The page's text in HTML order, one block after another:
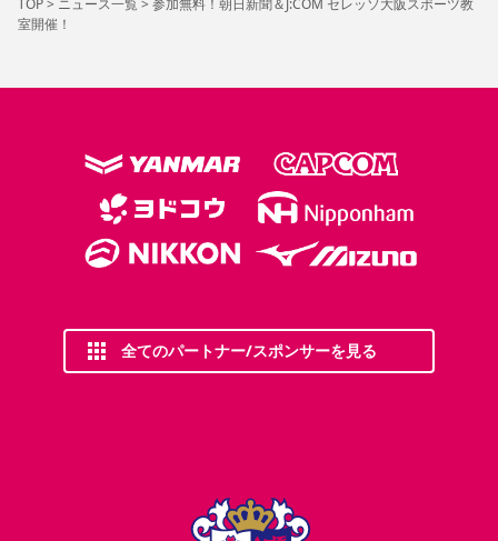
TOP> ニュース一覧> 参加無料！朝日新聞＆J:COM セレッソ大阪スポーツ教
室開催！
全てのパートナー/スポンサーを見る